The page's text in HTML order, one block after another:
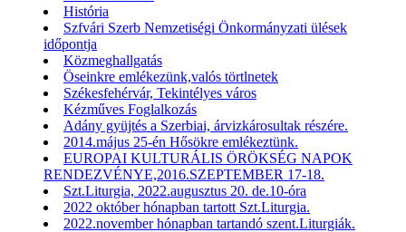
História
Szfvári Szerb Nemzetiségi Önkormányzati ülések
időpontja
Közmeghallgatás
Öseinkre emlékezünk,valós törtlnetek
Székesfehérvár, Tekintélyes város
Kézműves Foglalkozás
Adány gyüjtés a Szerbiai, árvizkárosultak részére.
2014.május 25-én Hősökre emlékeztünk.
EUROPAI KULTURÁLIS ÖRÖKSÉG NAPOK
RENDEZVÉNYE,2016.SZEPTEMBER 17-18.
Szt.Liturgia, 2022.augusztus 20. de.10-óra
2022 október hónapban tartott Szt.Liturgia.
2022.november hónapban tartandó szent.Liturgiák.